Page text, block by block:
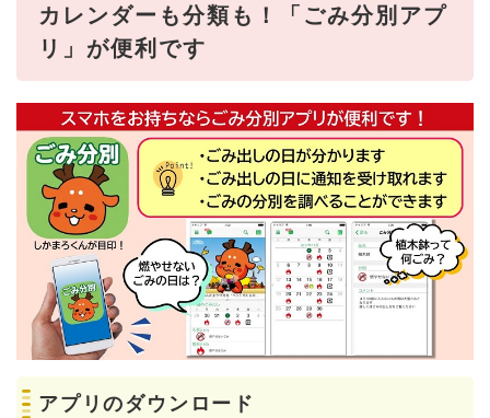
カレンダーも分類も！「ごみ分別アプ
リ」が便利です
アプリのダウンロード